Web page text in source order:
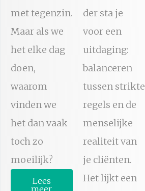
met tegenzin.
Maar als we
het elke dag
doen,
waarom
vinden we
het dan vaak
toch zo
moeilijk?
Lees
der sta je
voor een
uitdaging:
balanceren
tussen strikte
regels en de
menselijke
realiteit van
je cliënten.
Het lijkt een